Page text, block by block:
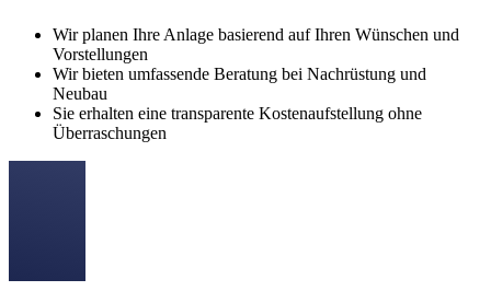
Wir planen Ihre Anlage basierend auf Ihren Wünschen und
Vorstellungen
Wir bieten umfassende Beratung bei Nachrüstung und
Neubau
Sie erhalten eine transparente Kostenaufstellung ohne
Überraschungen